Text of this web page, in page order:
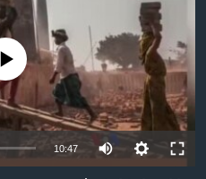
currently available
10:47